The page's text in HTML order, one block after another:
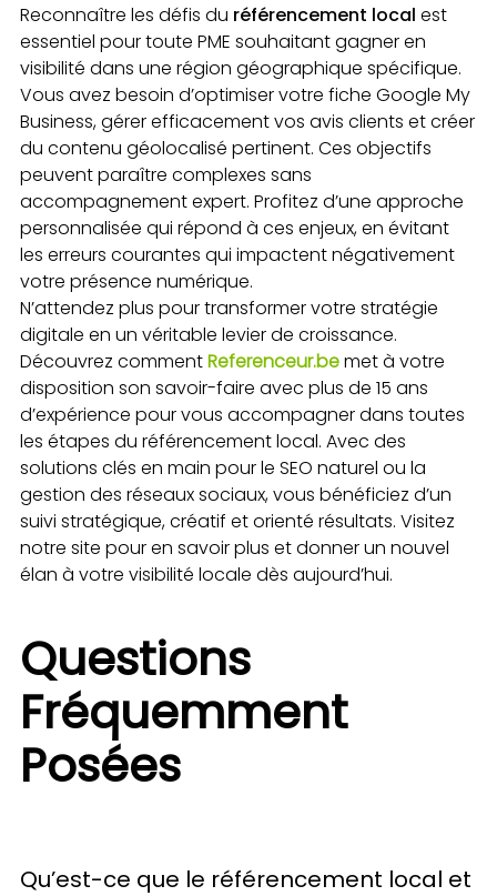
Reconnaître les défis du référencement local est
essentiel pour toute PME souhaitant gagner en
visibilité dans une région géographique spécifique.
Vous avez besoin d’optimiser votre fiche Google My
Business, gérer efficacement vos avis clients et créer
du contenu géolocalisé pertinent. Ces objectifs
peuvent paraître complexes sans
accompagnement expert. Profitez d’une approche
personnalisée qui répond à ces enjeux, en évitant
les erreurs courantes qui impactent négativement
votre présence numérique.
N’attendez plus pour transformer votre stratégie
digitale en un véritable levier de croissance.
Découvrez commentReferenceur.bemet à votre
disposition son savoir-faire avec plus de 15 ans
d’expérience pour vous accompagner dans toutes
les étapes du référencement local. Avec des
solutions clés en main pour le SEO naturel ou la
gestion des réseaux sociaux, vous bénéficiez d’un
suivi stratégique, créatif et orienté résultats. Visitez
notre site pour en savoir plus et donner un nouvel
élan à votre visibilité locale dès aujourd’hui.
Questions
Fréquemment
Posées
Qu’est-ce que le référencement local et